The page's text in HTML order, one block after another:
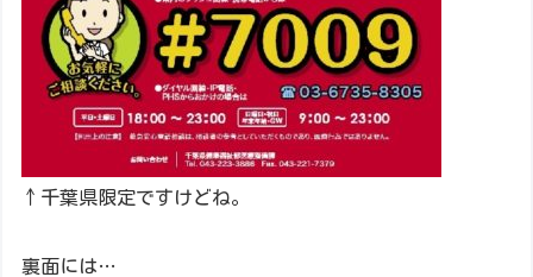
↑千葉県限定ですけどね。
裏面には…